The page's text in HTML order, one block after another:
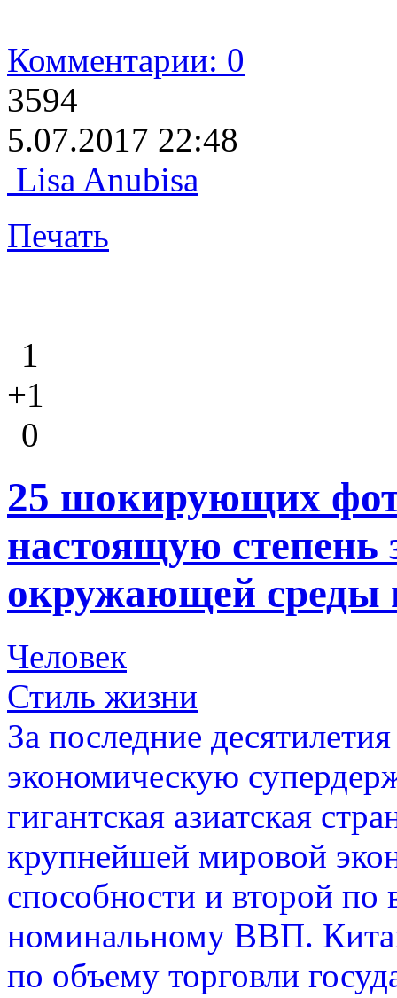
Комментарии: 0
3594
5.07.2017 22:48
Lisa Anubisa
Печать
1
+1
0
25 шокирующих
настоящую степень
окружающей среды
Человек
Стиль жизни
За последние
экономическую
гигантская азиатская
крупнейшей мировой
способности и второй
номинальному ВВП.
по объему торговли